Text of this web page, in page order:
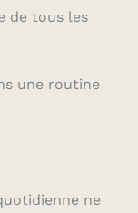
de tous les
une routine
ne